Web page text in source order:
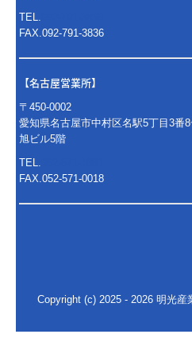
TEL.
FAX.092-791-3836
【名古屋営業所】
〒450-0002
愛知県名古屋市中村区名駅5丁目3番
旭ビル5階
TEL.
FAX.052-571-0018
Copyright (c) 2025 - 2026 明光産